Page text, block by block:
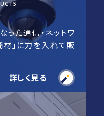
た通信・ネットワ
材」に力を入れて販
詳しく見る